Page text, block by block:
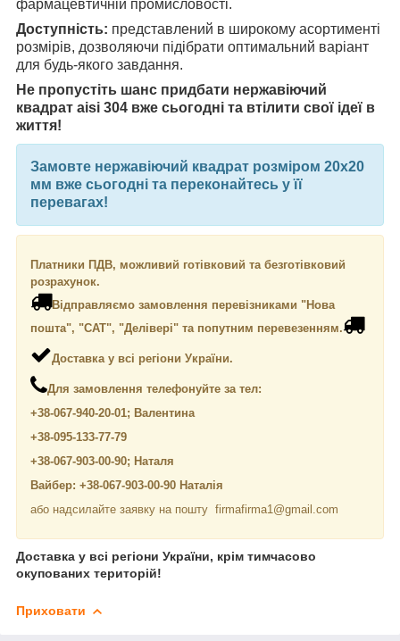
фармацевтичній промисловості.
Доступність: представлений в широкому асортименті
розмірів, дозволяючи підібрати оптимальний варіант
для будь-якого завдання.
Не пропустіть шанс придбати нержавіючий
квадрат aisi 304 вже сьогодні та втілити свої ідеї в
життя!
Замовте нержавіючий квадрат розміром 20х20
мм вже сьогодні та переконайтесь у її
перевагах!
Платники ПДВ, можливий готівковий та безготівковий
розрахунок.
Відправляємо замовлення перевізниками "Нова
пошта", "САТ", "Делівері" та попутним перевезенням.
Доставка у всі регіони України.
Для замовлення телефонуйте за тел:
+38-067-940-20-01; Валентина
+38-095-133-77-79
+38-067-903-00-90; Наталя
Вайбер: +38-067-903-00-90 Наталія
або надсилайте заявку на пошту firmafirma1@gmail.com
Доставка у всі регіони України, крім тимчасово
окупованих територій!
Приховати